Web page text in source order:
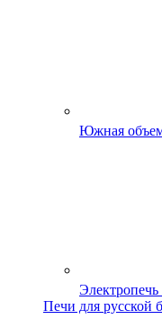
Южная
Печи для русской